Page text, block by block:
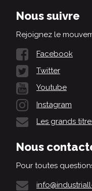
Nous suivre
Rejoignez le
Facebook
Twitter
Youtube
Instagram
Les grands
Nous
Pour toutes